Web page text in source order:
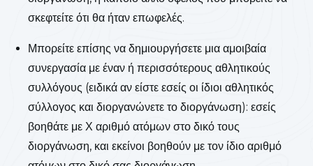
σκεφτείτε ότι θα ήταν επωφελές.
Μπορείτε επίσης να δημιουργήσετε μια αμοιβαία
συνεργασία με έναν ή περισσότερους αθλητικούς
συλλόγους (ειδικά αν είστε εσείς οι ίδιοι αθλητικός
σύλλογος και διοργανώνετε το διοργάνωση): εσείς
βοηθάτε με Χ αριθμό ατόμων στο δικό τους
διοργάνωση, και εκείνοι βοηθούν με τον ίδιο αριθμό